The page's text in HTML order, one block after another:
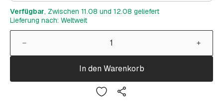
Verfügbar, Zwischen 11.08 und 12.08 geliefert
Lieferung nach: Weltweit
In den Warenkorb